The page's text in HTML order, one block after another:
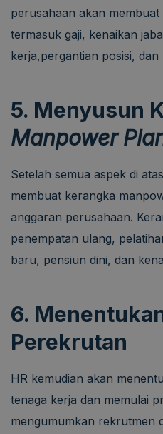
perusahaan akan
termasuk gaji, kenaikan
kerja,pergantian posisi, dan
5. Menyusun
Manpower
Setelah semua aspek di
membuat kerangka
anggaran perusahaan.
penempatan ulang,
baru, pensiun dini, dan
6.
Perekrutan
HR kemudian akan
tenaga kerja dan memulai
mengumumkan rekrutmen